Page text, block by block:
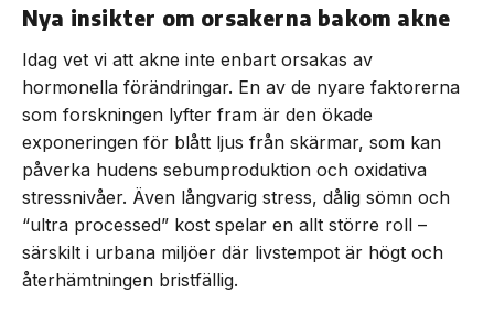
Nya insikter om orsakerna bakom akne
Idag vet vi att akne inte enbart orsakas av
hormonella förändringar. En av de nyare faktorerna
som forskningen lyfter fram är den ökade
exponeringen för blått ljus från skärmar, som kan
påverka hudens sebumproduktion och oxidativa
stressnivåer. Även långvarig stress, dålig sömn och
“ultra processed” kost spelar en allt större roll –
särskilt i urbana miljöer där livstempot är högt och
återhämtningen bristfällig.